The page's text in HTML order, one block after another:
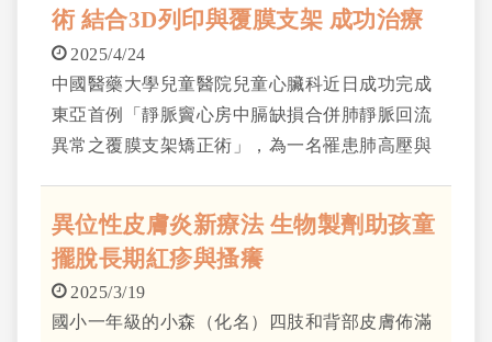
術 結合3D列印與覆膜支架 成功治療
先天性心臟病
2025/4/24
中國醫藥大學兒童醫院兒童心臟科近日成功完成
東亞首例「靜脈竇心房中膈缺損合併肺靜脈回流
異常之覆膜支架矯正術」，為一名罹患肺高壓與
3D列印技術與體外支架模擬，為患者量身打造手
術計畫，根據現有文獻，此為台灣首例、亦為東
亞（中國、台灣、日本、南韓）首度成功以覆膜
支架完成靜脈竇心房中膈缺損封堵術合併肺靜脈
異位性皮膚炎新療法 生物製劑助孩童
擺脫長期紅疹與搔癢
2025/3/19
國小一年級的小森（化名）四肢和背部皮膚佈滿